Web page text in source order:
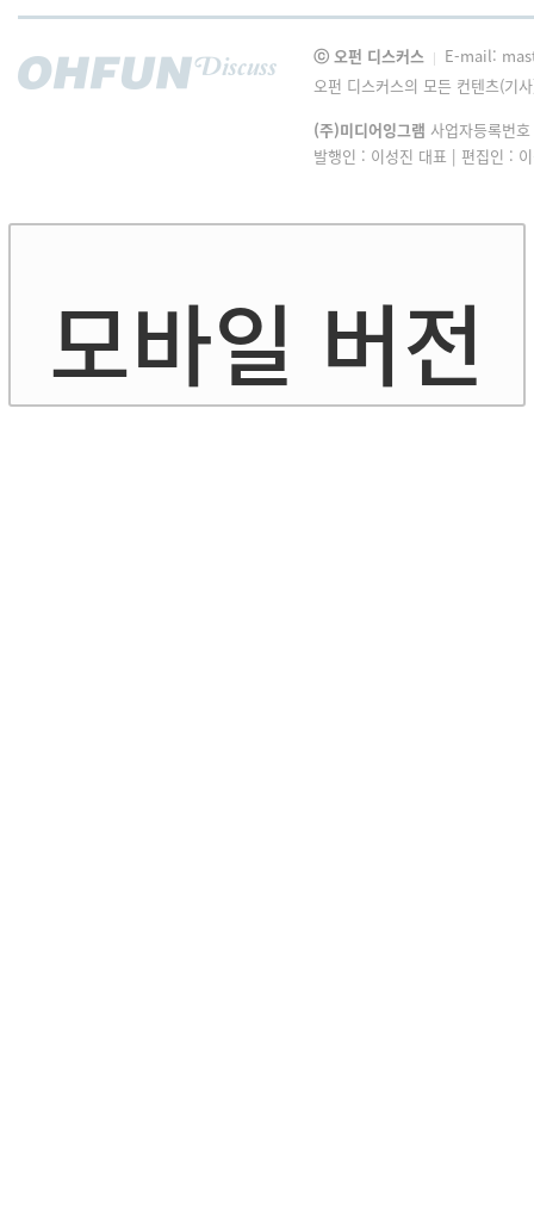
ⓒ 오펀 디스커스 | E-mail:
오펀 디스커스의 모든 컨텐츠(기
(주)미디어잉그램 사업자등록번
발행인 : 이성진 대표 | 편집인 :
모바일 버전